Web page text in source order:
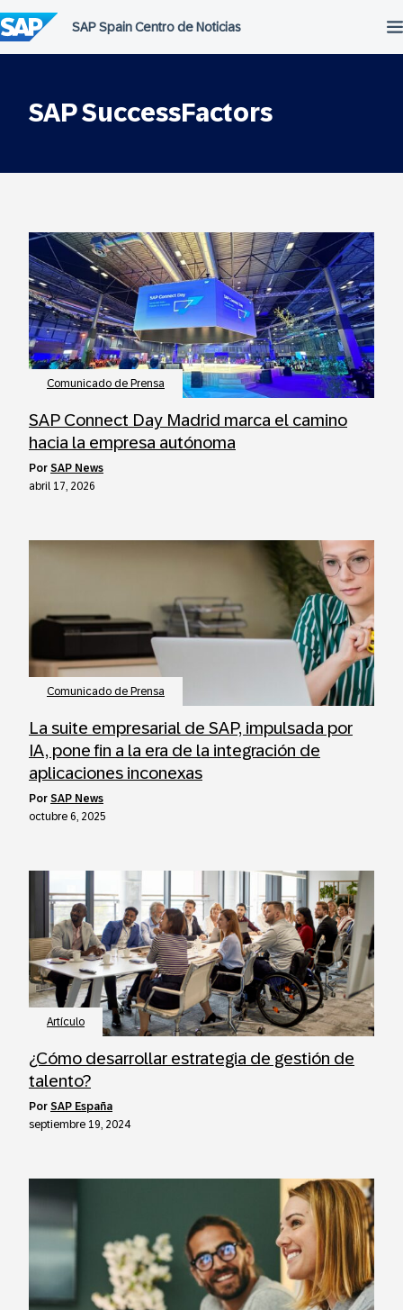
al
contenido
SAP SuccessFactors
Comunicado de Prensa
SAP Connect Day Madrid marca el camino
hacia la empresa autónoma
por SAP News
abril 17, 2026
Comunicado de Prensa
La suite empresarial de SAP, impulsada por
IA, pone fin a la era de la integración de
aplicaciones inconexas
por SAP News
octubre 6, 2025
Artículo
¿Cómo desarrollar estrategia de gestión de
talento?
por SAP España
septiembre 19, 2024